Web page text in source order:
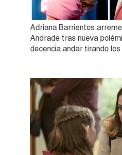
Adriana Barrientos
Andrade tras nueva
decencia andar tirando